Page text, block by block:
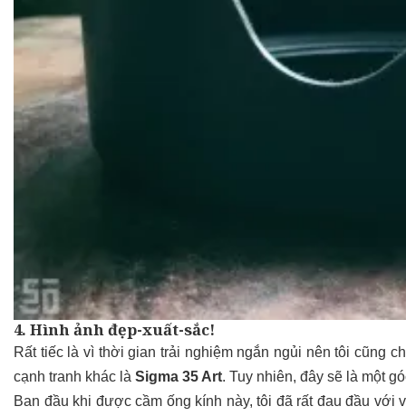
4. Hình ảnh đẹp-xuất-sắc!
Rất tiếc là vì thời gian trải nghiệm ngắn ngủi nên tôi cũng
cạnh tranh khác là Sigma 35 Art. Tuy nhiên, đây sẽ là một
Ban đầu khi được cầm ống kính này, tôi đã rất đau đầu